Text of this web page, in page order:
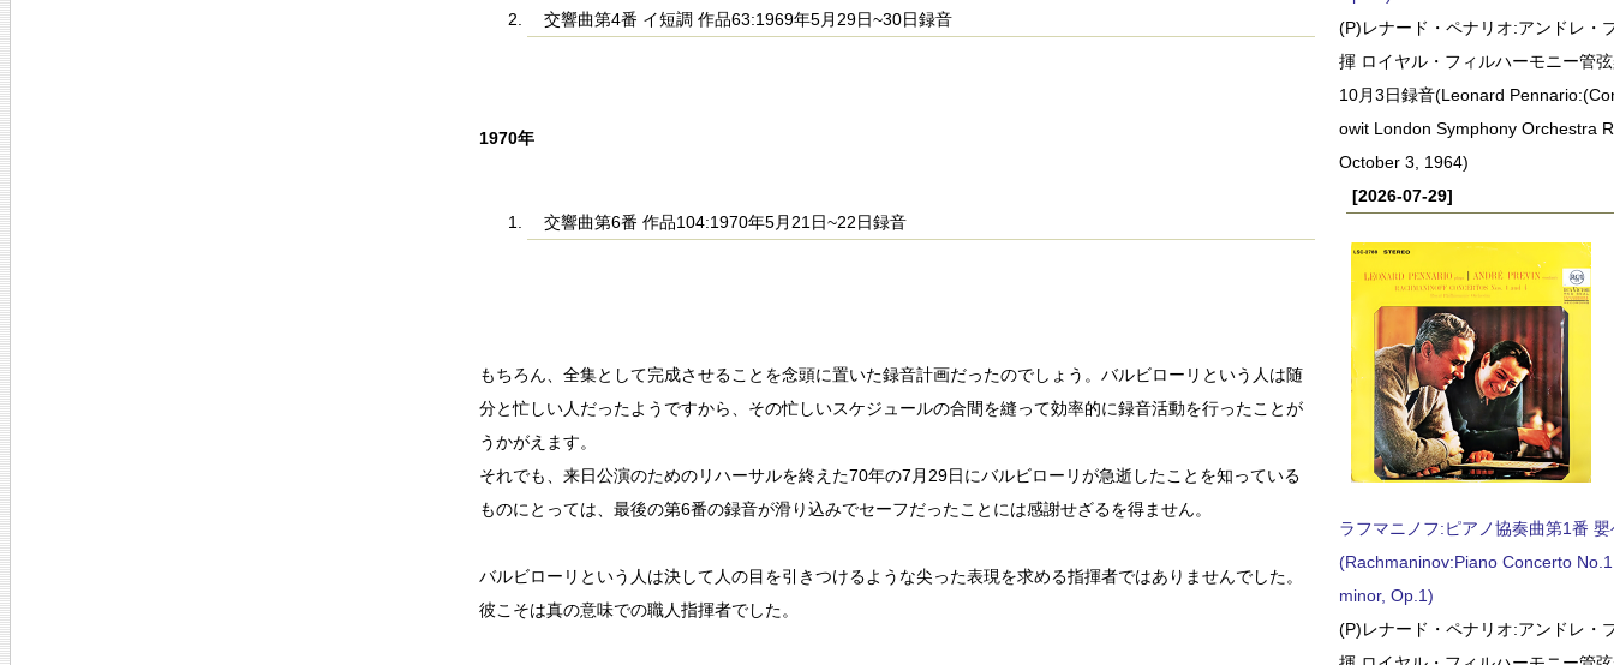
交響曲第4番 イ短調 作品63:1969年5月29日~30日録音
1970年
交響曲第6番 作品104:1970年5月21日~22日録音
もちろん、全集として完成させることを念頭に置いた録音計画だったのでしょう。バルビローリという人は随
分と忙しい人だったようですから、その忙しいスケジュールの合間を縫って効率的に録音活動を行ったことが
うかがえます。
それでも、来日公演のためのリハーサルを終えた70年の7月29日にバルビローリが急逝したことを知っている
ものにとっては、最後の第6番の録音が滑り込みでセーフだったことには感謝せざるを得ません。
バルビローリという人は決して人の目を引きつけるような尖った表現を求める指揮者ではありませんでした。
彼こそは真の意味での職人指揮者でした。
(P)レナード・ペナリオ:アンドレ・
揮 ロイヤル・フィルハーモニー管
10月3日録音(Leonard
owit London Symphony Orchestra
October 3, 1964)
[2026-07-29]
ラフマニノフ:ピアノ協奏曲第1番
(Rachmaninov:Piano Concerto
minor, Op.1)
(P)レナード・ペナリオ:アンドレ・